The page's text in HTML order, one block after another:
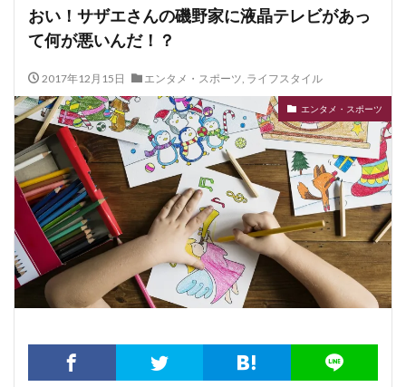
おい！サザエさんの磯野家に液晶テレビがあっ
て何が悪いんだ！？
2017年12月15日 エンタメ・スポーツ, ライフスタイル
エンタメ・スポーツ